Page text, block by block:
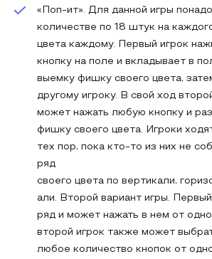
«Поп-ит». Для данной игры
количестве по 18 штук на
цвета каждому. Первый игрок
кнопку на поле и вкладывает в
выемку фишку своего цвета,
другому игроку. В свой ход
может нажать любую кнопку и
фишку своего цвета. Игроки
тех пор, пока кто-то из них не
ряд
своего цвета по вертикали,
али. Второй вариант игры.
ряд и может нажать в нем от
второй игрок также может
любое количество кнопок от